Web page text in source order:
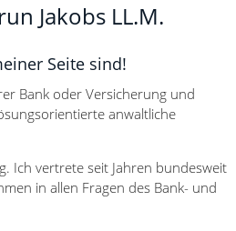
Jakobs LL.M.
Seite sind!
Bank oder Versicherung und
anwaltliche
Ich vertrete seit Jahren bundesweit
in allen Fragen des Bank- und